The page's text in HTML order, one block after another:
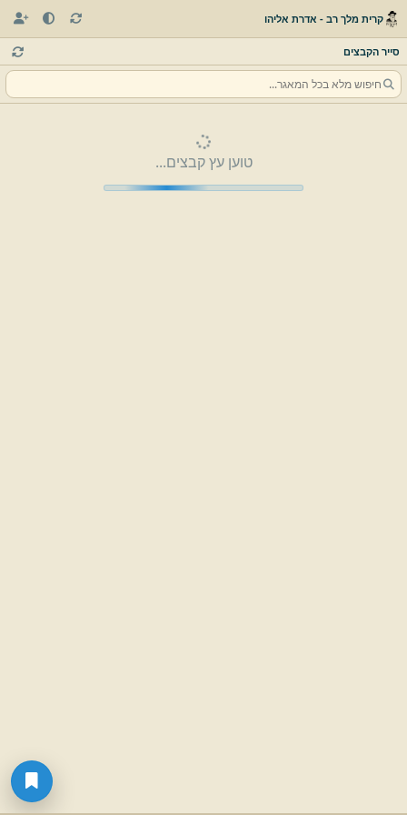
קרית מלך רב - אדרת אליהו
סייר הקבצים
טוען עץ קבצים...